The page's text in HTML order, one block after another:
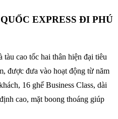
EXPRESS ĐI PHÚ
tàu cao tốc hai thân hiện đại tiêu
được đưa vào hoạt động từ năm
16 ghế Business Class, dài
cao, mặt boong thoáng giúp